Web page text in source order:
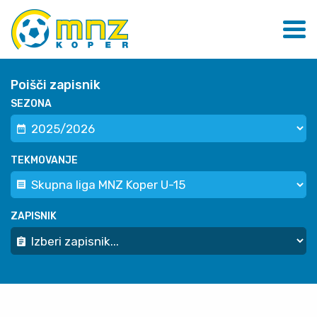
Poišči zapisnik
SEZONA
TEKMOVANJE
ZAPISNIK